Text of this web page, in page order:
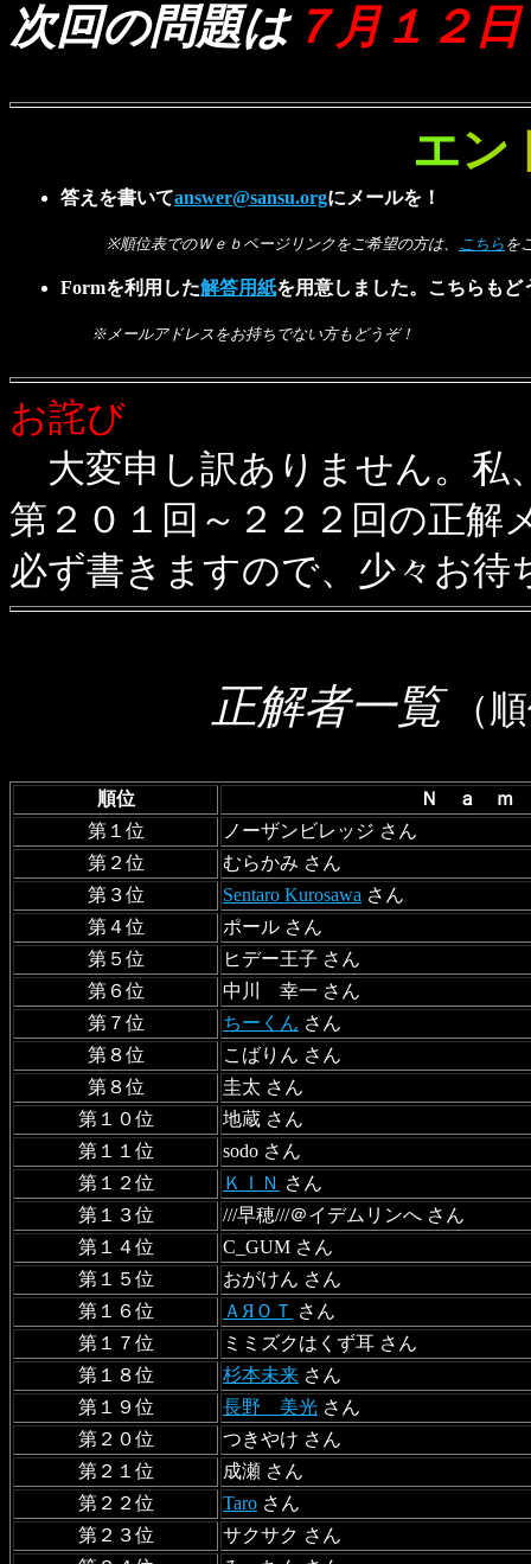
次回の問題は７月１２
エン
答えを書いてanswer@sansu.orgにメールを！
※順位表でのＷｅｂページリンクをご希望の方は、 こちら を
Formを利用した解答用紙を用意しました。こちらもど
※メールアドレスをお持ちでない方もどうぞ！
お詫び
大変申し訳ありません。私
第２０１回～２２２回の正解
必ず書きますので、少々お待
正解者一覧 （
順位
Ｎ ａ
第１位
ノーザンビレッジ さん
第２位
むらかみ さん
第３位
Sentaro Kurosawa さん
第４位
ポール さん
第５位
ヒデー王子 さん
第６位
中川 幸一 さん
第７位
ちーくん さん
第８位
こばりん さん
第８位
圭太 さん
第１０位
地蔵 さん
第１１位
sodo さん
第１２位
ＫＩＮ さん
第１３位
///早穂///＠イデムリンへ さん
第１４位
C_GUM さん
第１５位
おがけん さん
第１６位
ＡЯＯＴ さん
第１７位
ミミズクはくず耳 さん
第１８位
杉本未来 さん
第１９位
長野 美光 さん
第２０位
つきやけ さん
第２１位
成瀬 さん
第２２位
Taro さん
第２３位
サクサク さん